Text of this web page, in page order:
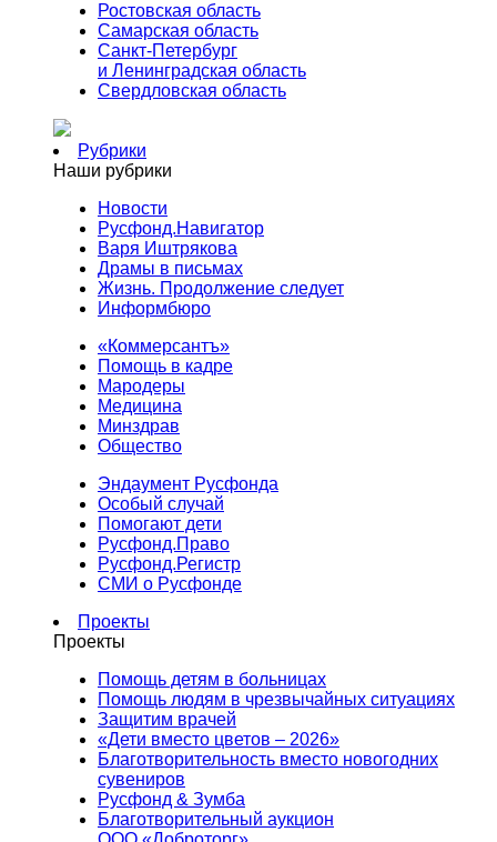
Ростовская область
Самарская область
Санкт-Петербург
и Ленинградская область
Свердловская область
Рубрики
Наши рубрики
Новости
Русфонд.Навигатор
Варя Иштрякова
Драмы в письмах
Жизнь. Продолжение следует
Информбюро
«Коммерсантъ»
Помощь в кадре
Мародеры
Медицина
Минздрав
Общество
Эндаумент Русфонда
Особый случай
Помогают дети
Русфонд.Право
Русфонд.Регистр
СМИ о Русфонде
Проекты
Проекты
Помощь детям в больницах
Помощь людям в чрезвычайных ситуациях
Защитим врачей
«Дети вместо цветов – 2026»
Благотворительность вместо новогодних
сувениров
Русфонд & Зумба
Благотворительный аукцион